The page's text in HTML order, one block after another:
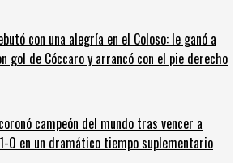
con una alegría en el Coloso: le ganó a
gol de Cóccaro y arrancó con el pie derecho
campeón del mundo tras vencer a
0 en un dramático tiempo suplementario